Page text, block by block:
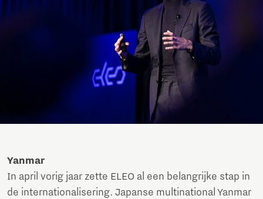
Yanmar
In april vorig jaar zette ELEO al een belangrijke stap in
de internationalisering. Japanse multinational Yanmar